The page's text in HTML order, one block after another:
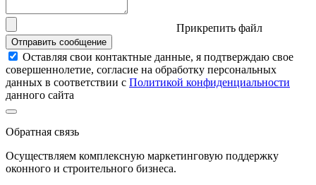
Прикрепить файл
Отправить сообщение
Оставляя свои контактные данные, я подтверждаю свое
совершеннолетие, согласие на обработку персональных
данных в соответствии с Политикой конфиденциальности
данного сайта
Обратная связь
Осуществляем комплексную маркетинговую поддержку
оконного и строительного бизнеса.